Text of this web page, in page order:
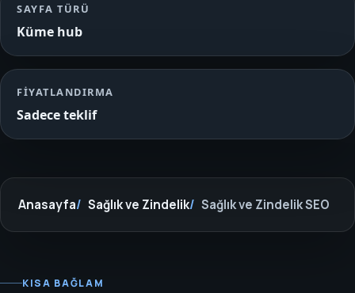
SAYFA TÜRÜ
Küme hub
FIYATLANDIRMA
Sadece teklif
Anasayfa Sağlık ve Zindelik Sağlık ve Zindelik SEO
KISA BAĞLAM